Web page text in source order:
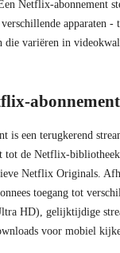
Netflix-abonnement
apparaten
die variëren in
is een terugkerend
tot de Netflix-
Netflix Originals.
toegang tot
HD), gelijktijdige
voor mobiel